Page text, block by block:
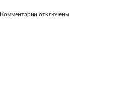
Комментарии отключены